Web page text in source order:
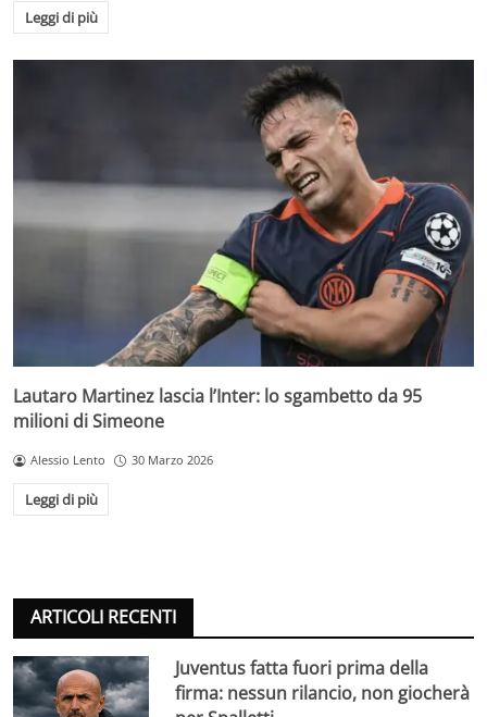
Leggi di più
Lautaro Martinez lascia l’Inter: lo sgambetto da 95
milioni di Simeone
Alessio Lento 30 Marzo 2026
Leggi di più
ARTICOLI RECENTI
Juventus fatta fuori prima della
firma: nessun rilancio, non giocherà